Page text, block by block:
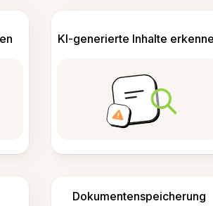
KI-generierte Inhalte
Dokumentenspeicherung